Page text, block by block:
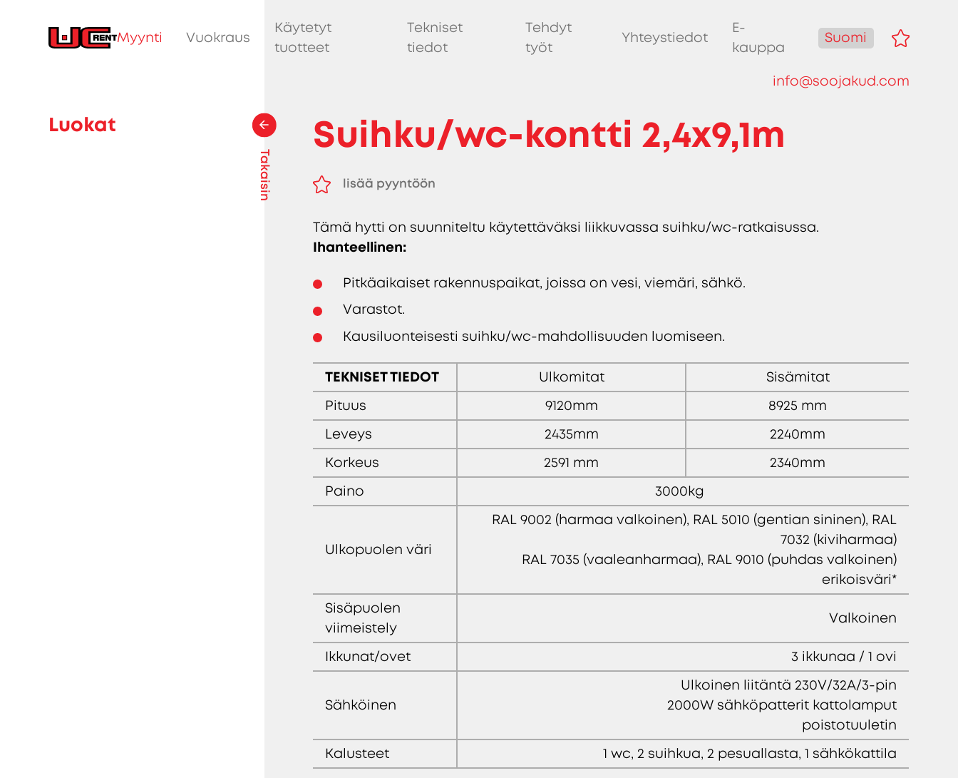
Myynti Vuokraus
Käytetyt
tuotteet
Tekniset
tiedot
Tehdyt
työt
Yhteystiedot
E-
kauppa
Suomi
info@soojakud.com
Takaisin
Luokat Suihku/wc-kontti 2,4x9,1m
lisää pyyntöön
Tämä hytti on suunniteltu käytettäväksi liikkuvassa suihku/wc-ratkaisussa.
Ihanteellinen:
Pitkäaikaiset rakennuspaikat, joissa on vesi, viemäri, sähkö.
Varastot.
Kausiluonteisesti suihku/wc-mahdollisuuden luomiseen.
TEKNISET TIEDOT Ulkomitat
Sisämitat
Pituus
9120mm
8925 mm
Leveys
2435mm
2240mm
Korkeus
2591 mm
2340mm
Paino
3000kg
Ulkopuolen väri
RAL 9002 (harmaa valkoinen), RAL 5010 (gentian sininen), RAL
7032 (kiviharmaa)
RAL 7035 (vaaleanharmaa), RAL 9010 (puhdas valkoinen)
erikoisväri*
Sisäpuolen
viimeistely
Valkoinen
Ikkunat/ovet 3 ikkunaa / 1 ovi
Sähköinen
Ulkoinen liitäntä 230V/32A/3-pin
2000W sähköpatterit kattolamput
poistotuuletin
Kalusteet
1 wc, 2 suihkua, 2 pesuallasta, 1 sähkökattila